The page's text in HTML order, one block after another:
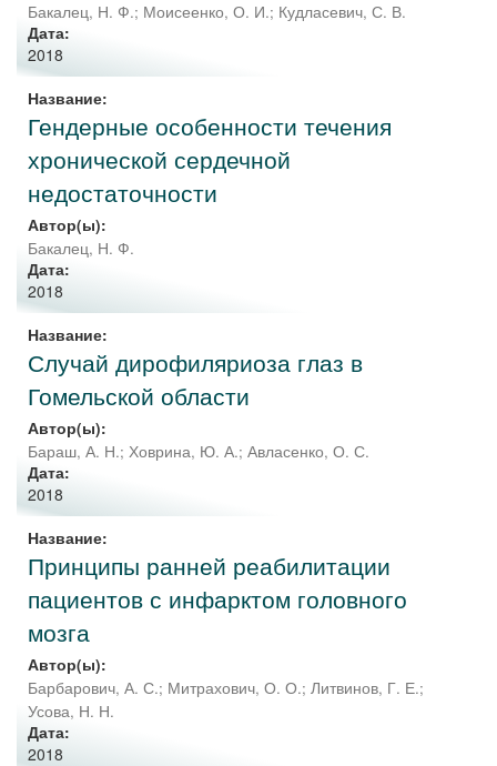
Бакалец, Н. Ф.; Моисеенко, О. И.; Кудласевич, С. В.
Дата:
2018
Название:
Гендерные особенности течения
хронической сердечной
недостаточности
Автор(ы):
Бакалец, Н. Ф.
Дата:
2018
Название:
Случай дирофиляриоза глаз в
Гомельской области
Автор(ы):
Бараш, А. Н.; Ховрина, Ю. А.; Авласенко, О. С.
Дата:
2018
Название:
Принципы ранней реабилитации
пациентов с инфарктом головного
мозга
Автор(ы):
Барбарович, А. С.; Митрахович, О. О.; Литвинов, Г. Е.;
Усова, Н. Н.
Дата:
2018